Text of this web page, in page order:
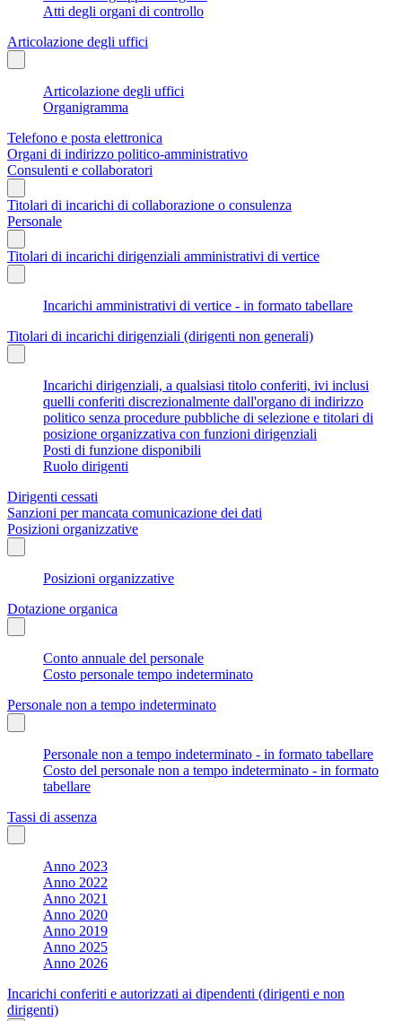
Atti degli organi di controllo
Articolazione degli uffici
Articolazione degli uffici
Organigramma
Telefono e posta elettronica
Organi di indirizzo politico-amministrativo
Consulenti e collaboratori
Titolari di incarichi di collaborazione o consulenza
Personale
Titolari di incarichi dirigenziali amministrativi di vertice
Incarichi amministrativi di vertice - in formato tabellare
Titolari di incarichi dirigenziali (dirigenti non generali)
Incarichi dirigenziali, a qualsiasi titolo conferiti, ivi inclusi
quelli conferiti discrezionalmente dall'organo di indirizzo
politico senza procedure pubbliche di selezione e titolari di
posizione organizzativa con funzioni dirigenziali
Posti di funzione disponibili
Ruolo dirigenti
Dirigenti cessati
Sanzioni per mancata comunicazione dei dati
Posizioni organizzative
Posizioni organizzative
Dotazione organica
Conto annuale del personale
Costo personale tempo indeterminato
Personale non a tempo indeterminato
Personale non a tempo indeterminato - in formato tabellare
Costo del personale non a tempo indeterminato - in formato
tabellare
Tassi di assenza
Anno 2023
Anno 2022
Anno 2021
Anno 2020
Anno 2019
Anno 2025
Anno 2026
Incarichi conferiti e autorizzati ai dipendenti (dirigenti e non
dirigenti)